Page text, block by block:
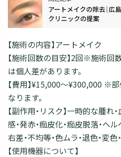
アートメイクの除去｜広
クリニックの提案
【施術の内容】アートメイク
【施術回数の目安】2回※施術回
は個人差があります。
【費用】¥15,000～¥300,000 ※
なります。
【副作用・リスク】一時的な腫れ
感・発赤・痂皮化・痂皮脱落・ヘ
右差・不均等・色ムラ・退色・変
【使用機器について】